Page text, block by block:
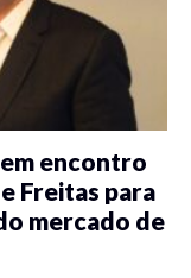
encontro
Freitas para
mercado de